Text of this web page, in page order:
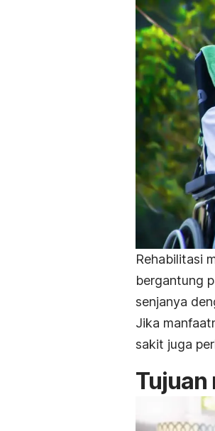
Rehabilitasi
bergantung
senjanya
Jika
sakit juga
Tujuan